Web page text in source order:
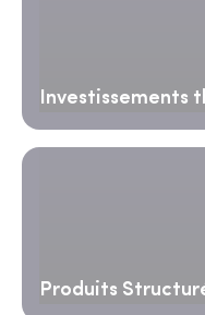
Investissements
Produits